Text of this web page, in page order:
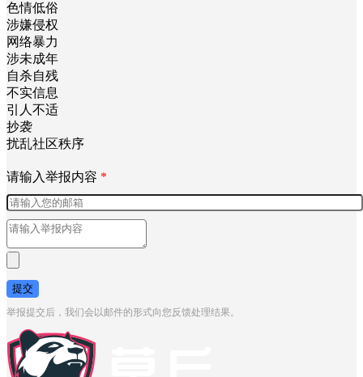
色情低俗
涉嫌侵权
网络暴力
涉未成年
自杀自残
不实信息
引人不适
抄袭
扰乱社区秩序
请输入举报内容 *
提交
举报提交后，我们会以邮件的形式向您反馈处理结果。